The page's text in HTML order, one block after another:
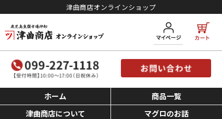
津曲商店オンラインショップ
ホーム
商品一覧
津曲商店について
マグロのお話